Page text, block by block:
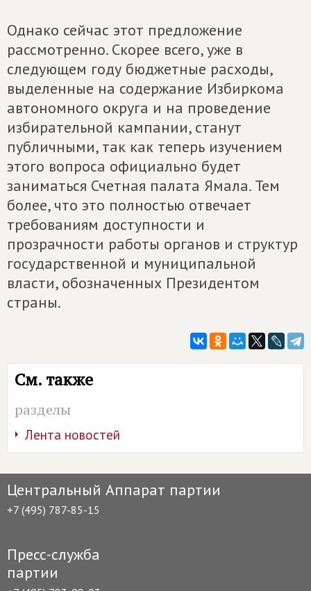
Однако сейчас этот предложение
рассмотренно. Скорее всего, уже в
следующем году бюджетные расходы,
выделенные на содержание Избиркома
автономного округа и на проведение
избирательной кампании, станут
публичными, так как теперь изучением
этого вопроса официально будет
заниматься Счетная палата Ямала. Тем
более, что это полностью отвечает
требованиям доступности и
прозрачности работы органов и структур
государственной и муниципальной
власти, обозначенных Президентом
страны.
См. также
разделы
Лента новостей
Центральный Аппарат партии
+7 (495) 787-85-15
Пресс-служба
партии